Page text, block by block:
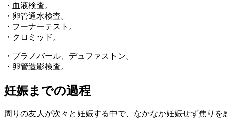
・血液検査。
・卵管通水検査。
・フーナーテスト。
・クロミッド。
・プラノバール、デュファストン。
・卵管造影検査。
妊娠までの過程
周りの友人が次々と妊娠する中で、なかなか妊娠せず焦りを